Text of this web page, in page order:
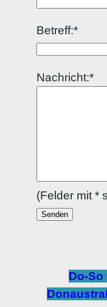
Betreff:*
Nachricht:*
(Felder mit *
Do-So